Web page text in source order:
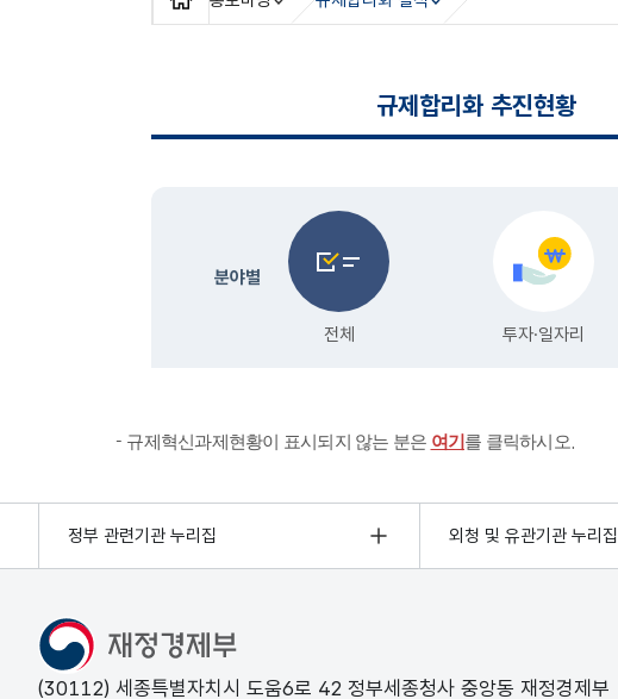
규제혁신과제현황이 표시되지 않는 분은 여기를 클릭하시오.
정부 관련기관 누리집 외청 및 유관기관 누리집
(30112) 세종특별자치시 도움6로 42 정부세종청사 중앙동 재정경제부